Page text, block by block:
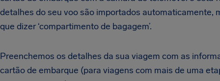
detalhes do seu voo são importados automaticamente,
que dizer ‘compartimento de bagagem’.
Preenchemos os detalhes da sua viagem com as
cartão de embarque (para viagens com mais de uma